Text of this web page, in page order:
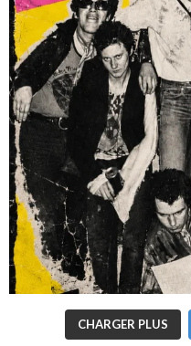
CHARGER PLUS